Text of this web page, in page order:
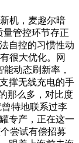
机，麦趣尔暗
量管控环节存正
自控的习惯性动
很大优化。网
动态刷新率，
撑无线充电的手
那么多，对比度
曾特地联系过李
专产，正在这一
尝试有偿招募